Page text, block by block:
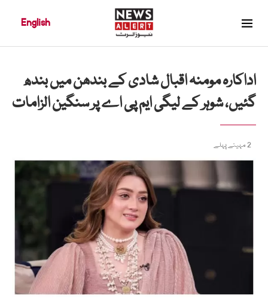
English
اداکارہ مومنہ اقبال شادی کے بندھن میں بندھ
گئیں، شوہر کے لیگی ایم پی اے پر سنگین الزامات
2 مہینے پہلے